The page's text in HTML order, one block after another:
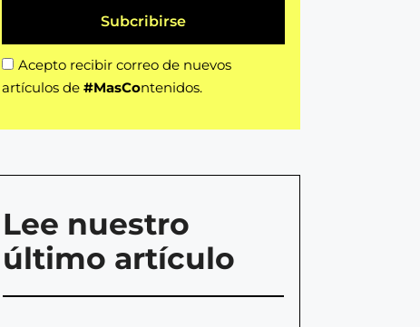
Acepto recibir correo de nuevos
artículos de #MasContenidos.
Subcribirse
Lee nuestro
último artículo